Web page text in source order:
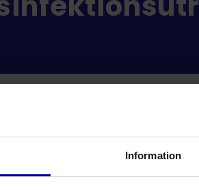
Information
were found matching your